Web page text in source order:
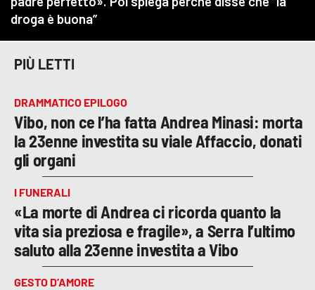
PIÙ LETTI
DRAMMATICO EPILOGO
Vibo, non ce l’ha fatta Andrea Minasi: morta
la 23enne investita su viale Affaccio, donati
gli organi
I FUNERALI
«La morte di Andrea ci ricorda quanto la
vita sia preziosa e fragile», a Serra l’ultimo
saluto alla 23enne investita a Vibo
GESTO D’AMORE